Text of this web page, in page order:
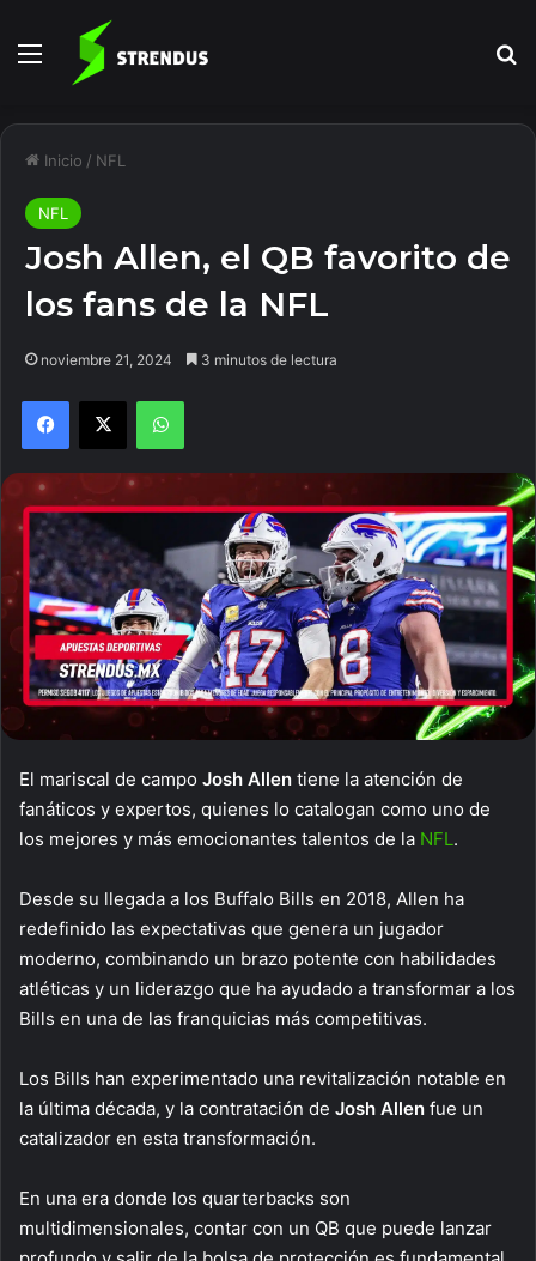
Menú
Inicio / NFL
NFL
Josh Allen, el QB favorito de
los fans de la NFL
noviembre 21, 2024 3 minutos de lectura
Facebook
X WhatsApp
El mariscal de campo Josh Allen tiene la atención de
fanáticos y expertos, quienes lo catalogan como uno de
los mejores y más emocionantes talentos de la NFL.
Desde su llegada a los Buffalo Bills en 2018, Allen ha
redefinido las expectativas que genera un jugador
moderno, combinando un brazo potente con habilidades
atléticas y un liderazgo que ha ayudado a transformar a los
Bills en una de las franquicias más competitivas.
Los Bills han experimentado una revitalización notable en
la última década, y la contratación de Josh Allen fue un
catalizador en esta transformación.
En una era donde los quarterbacks son
multidimensionales, contar con un QB que puede lanzar